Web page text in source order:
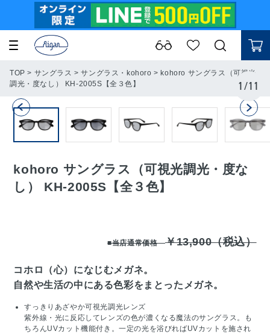
TOP > サングラス >サングラス・kohoro > kohoro サングラス（可視光
調光・度なし） KH-2005S【全３色】
1/11
kohoro サングラス（可視光調光・度な
し） KH-2005S【全３色】
■当店通常価格￥13,900（税込）
コホロ（心）になじむメガネ。
自然や生活の中にある色彩をまとったメガネ。
すっきりあざやか可視光調光レンズ
紫外線・光に反応してレンズの色が濃くなる魔法のサングラス。も
ちろんUVカット機能付き。一定の光を浴びればUVカットを施され